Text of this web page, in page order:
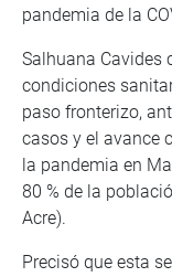
pandemia de la
Salhuana Cavides
condiciones
paso fronterizo,
casos y el avance
la pandemia en
80 % de la
Acre).
Precisó que esta